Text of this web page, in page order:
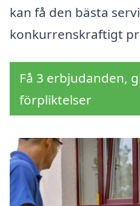
kan få den bästa
konkurrenskraftigt
Få 3 erbjudanden,
förpliktelser